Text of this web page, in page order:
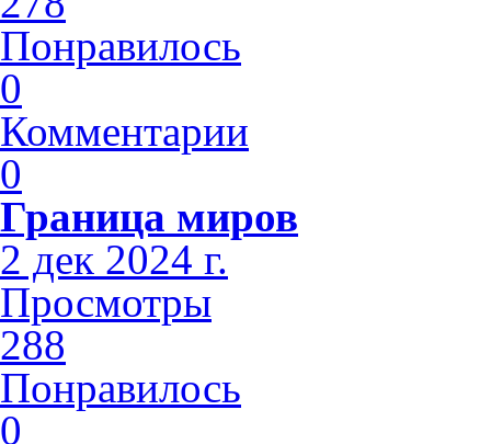
Понравилось
0
Комментарии
0
Граница миров
2 дек 2024 г.
Просмотры
288
Понравилось
0